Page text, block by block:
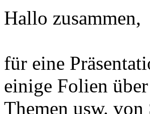
Hallo zusammen,
für eine
einige Folien
Themen usw.